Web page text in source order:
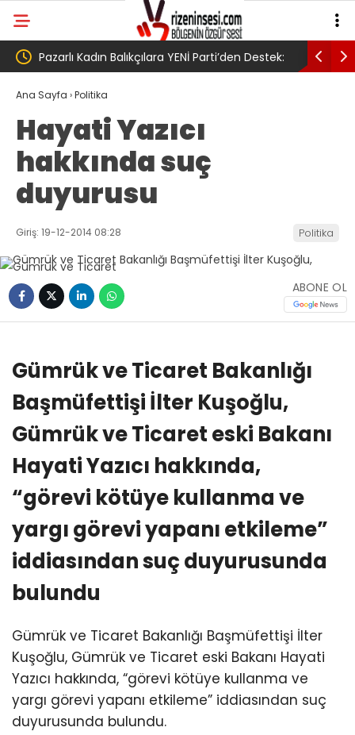
Destek: AV. Süzen “Meclis’e gelen Çerçeve
umudumuzun fidesi olmuştur”
Ana Sayfa ›Politika
Hayati Yazıcı
hakkında suç
duyurusu
Giriş: 19-12-2014 08:28 Politika
ABONE OL
Gümrük ve Ticaret Bakanlığı
Başmüfettişi İlter Kuşoğlu,
Gümrük ve Ticaret eski Bakanı
Hayati Yazıcı hakkında,
“görevi kötüye kullanma ve
yargı görevi yapanı etkileme”
iddiasından suç duyurusunda
bulundu
Gümrük ve Ticaret Bakanlığı Başmüfettişi İlter
Kuşoğlu, Gümrük ve Ticaret eski Bakanı Hayati
Yazıcı hakkında, “görevi kötüye kullanma ve
yargı görevi yapanı etkileme” iddiasından suç
duyurusunda bulundu.